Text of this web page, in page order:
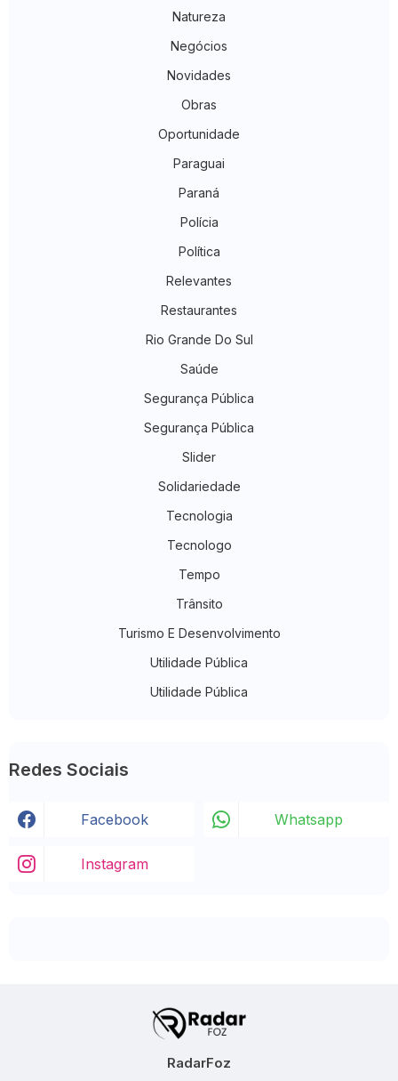
Natureza
Negócios
Novidades
Obras
Oportunidade
Paraguai
Paraná
Polícia
Política
Relevantes
Restaurantes
Rio Grande Do Sul
Saúde
Segurança Pública
Segurança Pública
Slider
Solidariedade
Tecnologia
Tecnologo
Tempo
Trânsito
Turismo E Desenvolvimento
Utilidade Pública
Utilidade Pública
Redes Sociais
Facebook Whatsapp
Instagram
RadarFoz